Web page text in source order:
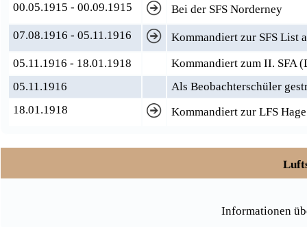
00.05.1915 - 00.09.1915
Bei der SFS Norderney
07.08.1916 - 05.11.1916
Kommandiert zur SFS List
05.11.1916 - 18.01.1918
Kommandiert zum II. SFA
05.11.1916
Als Beobachterschüler
18.01.1918
Kommandiert zur LFS
Informationen